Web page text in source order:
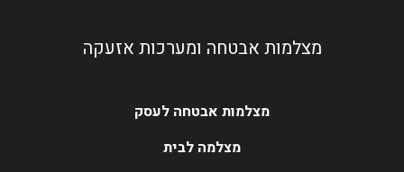
מצלמות אבטחה ומערכות אזעקה
מצלמות אבטחה לעסק
מצלמה לבית